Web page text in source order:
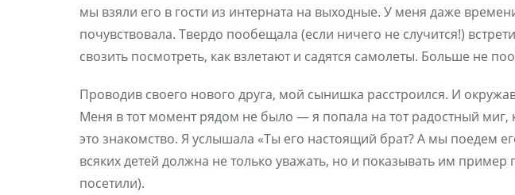
мы взяли его в гости из интерната на выходные. У меня даже
почувствовала. Твердо пообещала (если ничего не случится!)
свозить посмотреть, как взлетают и садятся самолеты. Больше не
Проводив своего нового друга, мой сынишка расстроился. И
Меня в тот момент рядом не было — я попала на тот радостный миг,
это знакомство. Я услышала «Ты его настоящий брат? А мы поедем
всяких детей должна не только уважать, но и показывать им
посетили).